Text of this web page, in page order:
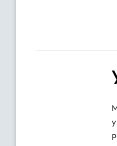
У Маняві для рідних